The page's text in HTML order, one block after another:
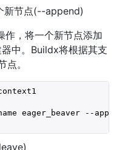
新节点(--append)
作，将一个新节点添加
中。Buildx将根据其支
。
eager_beaver --append